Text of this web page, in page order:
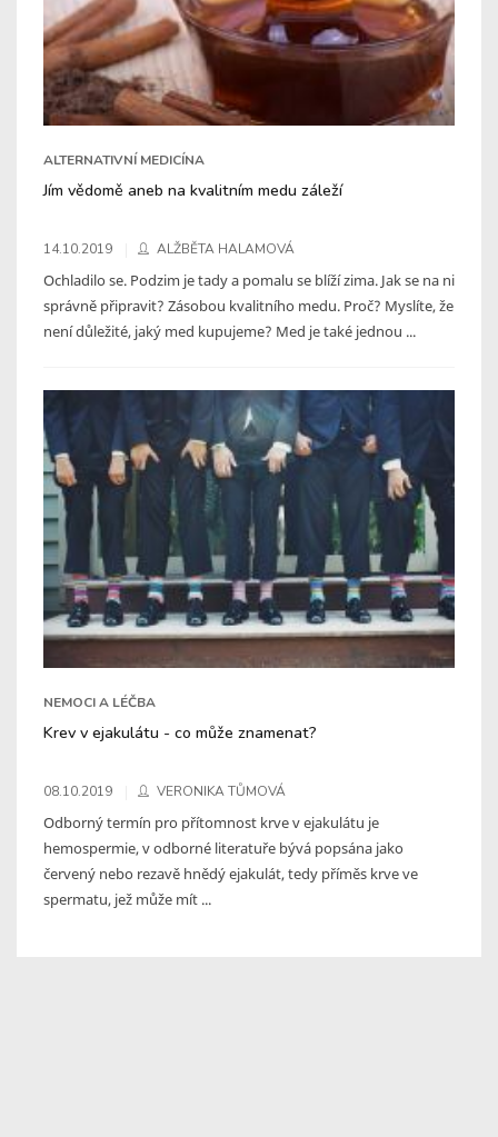
ALTERNATIVNÍ MEDICÍNA
Jím vědomě aneb na kvalitním medu záleží
14.10.2019 ALŽBĚTA HALAMOVÁ
Ochladilo se. Podzim je tady a pomalu se blíží zima. Jak se na ni
správně připravit? Zásobou kvalitního medu. Proč? Myslíte, že
není důležité, jaký med kupujeme? Med je také jednou ...
NEMOCI A LÉČBA
Krev v ejakulátu - co může znamenat?
08.10.2019 VERONIKA TŮMOVÁ
Odborný termín pro přítomnost krve v ejakulátu je
hemospermie, v odborné literatuře bývá popsána jako
červený nebo rezavě hnědý ejakulát, tedy příměs krve ve
spermatu, jež může mít ...